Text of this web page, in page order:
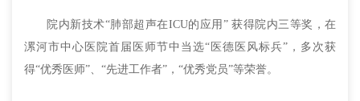
院内新技术“肺部超声在ICU的应用 ” 获得院内三等奖，在
漯河市中心医院首届医师节中当选“ 医德医风标兵” ，多次获
得“优秀医师”、 “先进工作者” ， “优秀党员”等荣誉。